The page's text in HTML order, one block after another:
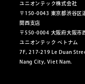
ユニオンテック株式会社
〒150-0043 東京都渋谷区
関西支店
〒550-0004 大阪府大阪市
ユニオンテック ベトナム
7F, 217-219 Le Duan
Nang City, Viet Nam.